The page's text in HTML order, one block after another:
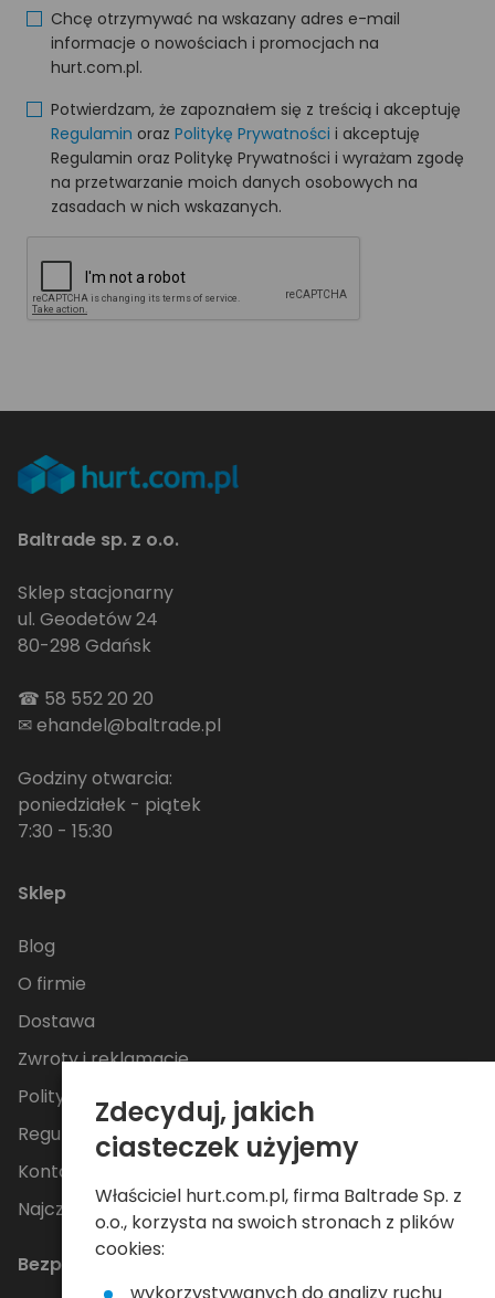
Chcę otrzymywać na wskazany adres e-mail
informacje o nowościach i promocjach na
hurt.com.pl.
Potwierdzam, że zapoznałem się z treścią i akceptuję
Regulamin oraz Politykę Prywatności i akceptuję
Regulamin oraz Politykę Prywatności i wyrażam zgodę
na przetwarzanie moich danych osobowych na
zasadach w nich wskazanych.
Baltrade sp. z o.o.
Sklep stacjonarny
ul. Geodetów 24
80-298 Gdańsk
☎ 58 552 20 20
✉ehandel@baltrade.pl
Godziny otwarcia:
poniedziałek - piątek
7:30 - 15:30
Sklep
Blog
O firmie
Dostawa
Zwroty i reklamacje
Polityka Prywatności
Regulamin
Kontakt
Najczęściej zadawane pytania
Bezpieczne płatności
Zdecyduj, jakich
ciasteczek użyjemy
Właściciel hurt.com.pl, firma Baltrade Sp. z
o.o., korzysta na swoich stronach z plików
cookies: